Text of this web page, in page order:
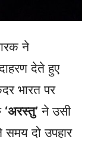
ने
देते हुए
भारत पर
‘अरस्तु’ ने उसी
दो उपहार